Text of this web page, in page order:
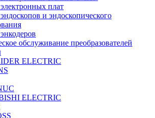
плат
и эндоскопического
обслуживание преобразователей
ELECTRIC
ELECTRIC